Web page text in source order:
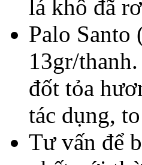
lá khô đã
Palo
13gr/
đốt tỏa
tác dụng,
Tư vấn để